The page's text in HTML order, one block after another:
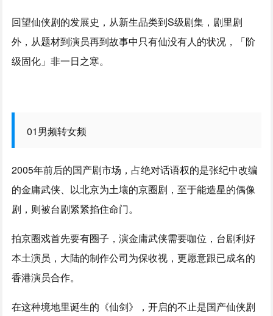
回望仙侠剧的发展史，从新生品类到S级剧集，剧里剧
外，从题材到演员再到故事中只有仙没有人的状况，「阶
级固化」非一日之寒。
01男频转女频
2005年前后的国产剧市场，占绝对话语权的是张纪中改编
的金庸武侠、以北京为土壤的京圈剧，至于能造星的偶像
剧，则被台剧紧紧掐住命门。
拍京圈戏首先要有圈子，演金庸武侠需要咖位，台剧利好
本土演员，大陆的制作公司为保收视，更愿意跟已成名的
香港演员合作。
在这种境地里诞生的《仙剑》，开启的不止是国产仙侠剧